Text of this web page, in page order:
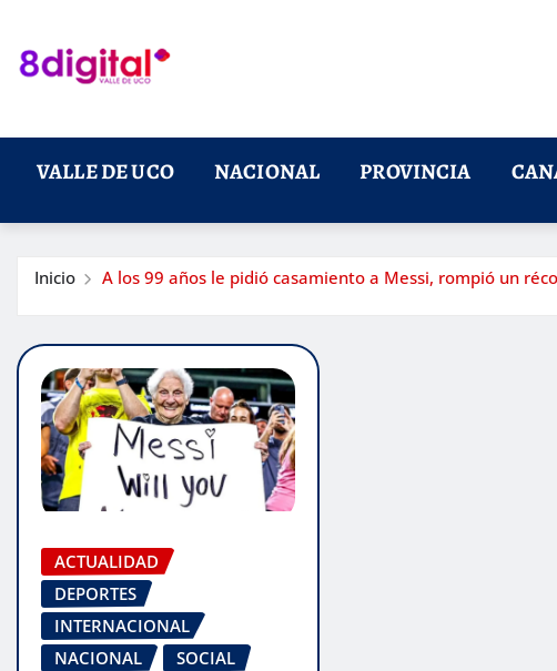
contenido
VALLE DE UCO NACIONAL PROVINCIA
Inicio A los 99 años le pidió casamiento a Messi, rompió un
ACTUALIDAD
DEPORTES
INTERNACIONAL
NACIONAL
SOCIAL